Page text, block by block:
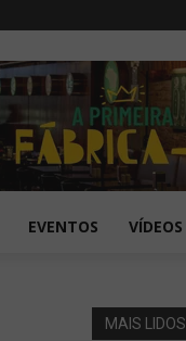
EVENTOS VÍDEOS
MAIS LIDOS